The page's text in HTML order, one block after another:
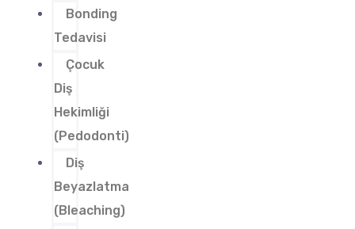
Bonding
Tedavisi
Çocuk
Diş
Hekimliği
(Pedodonti)
Diş
Beyazlatma
(Bleaching)